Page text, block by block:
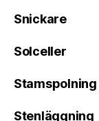
Snickare
Solceller
Stamspolning
Stenläggning